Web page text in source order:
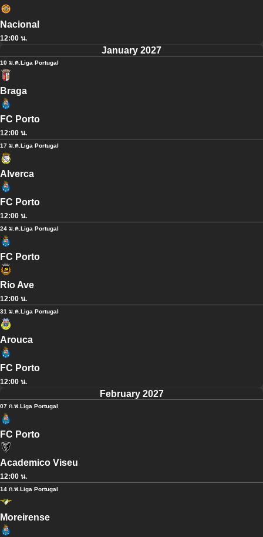
Nacional
12:00 น.
January 2027
10 ม.ค. Liga Portugal
Braga
FC Porto
12:00 น.
17 ม.ค. Liga Portugal
Alverca
FC Porto
12:00 น.
24 ม.ค. Liga Portugal
FC Porto
Rio Ave
12:00 น.
31 ม.ค. Liga Portugal
Arouca
FC Porto
12:00 น.
February 2027
07 ก.พ. Liga Portugal
FC Porto
Academico Viseu
12:00 น.
14 ก.พ. Liga Portugal
Moreirense